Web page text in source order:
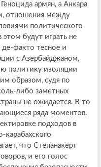
армян, а Анкара
отношения между
политического
будут играть не
факто тесное и
с Азербайджаном,
политику изоляции
образом, судя по
либо заметных
не ожидается. В то
ряда моментов.
подходов в
карабахского
что Степанакерт
и его голос